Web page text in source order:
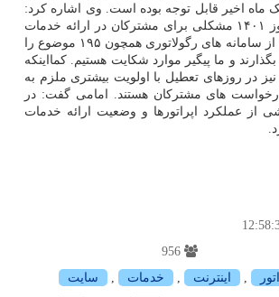
ماه اخیر قابل توجه بوده است. وی اشاره کرد:
اگر در روزهای نوروز ۱۴۰۱ مشکلی برای مشترکان در ارائه خدمات
پیش آمد، می توانند از سامانه های رگولاتوری همچون ۱۹۵ موضوع را
بگذارند و ما پیگیر موارد شکایت هستیم. کمااینکه
نیز در روزهای تعطیل با اولویت بیشتری ملزم به
های مشترکان هستند. امامی گفت: در
از عملکرد اپراتورها و وضعیت ارائه خدمات
اینترنت خدمات سایت